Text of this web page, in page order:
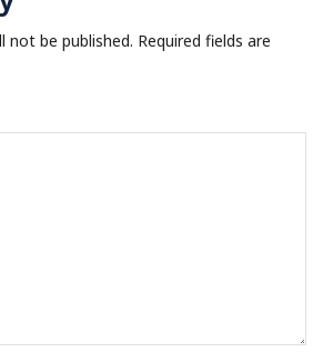
not be published. Required fields are